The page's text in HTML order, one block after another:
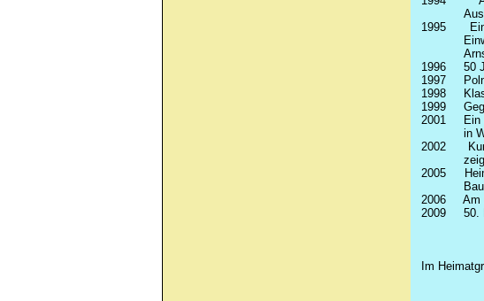
1995
1996
50
1997
1998
1999
2001
in
2002
2005
2006
Am
2009
50.
Im